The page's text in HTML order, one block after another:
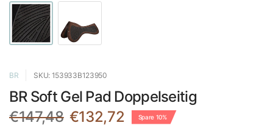
BR SKU: 153933B123950
BR Soft Gel Pad Doppelseitig
€147,48 €132,72 Spare 10%